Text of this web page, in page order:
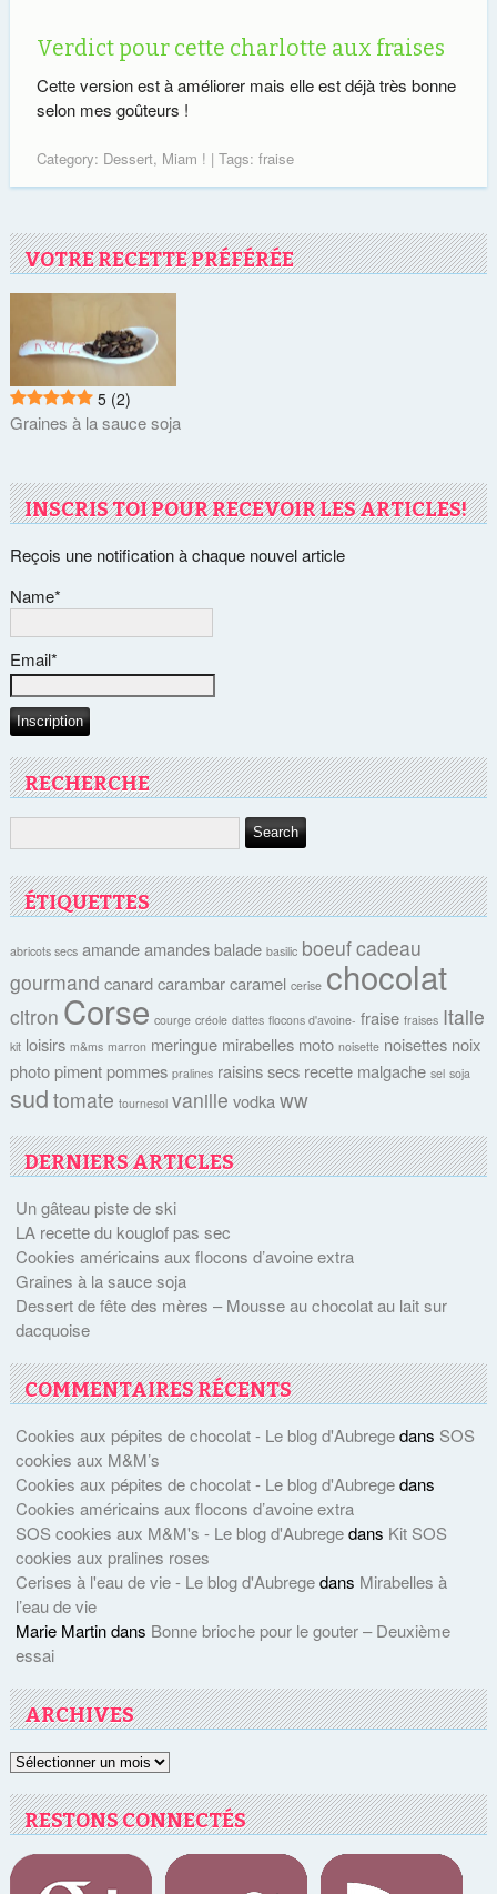
Verdict pour cette charlotte aux fraises
Cette version est à améliorer mais elle est déjà très bonne
selon mes goûteurs !
Category: Dessert, Miam ! | Tags: fraise
VOTRE RECETTE PRÉFÉRÉE
5 (2)
Graines à la sauce soja
INSCRIS TOI POUR RECEVOIR LES ARTICLES!
Reçois une notification à chaque nouvel article
Name*
Email*
RECHERCHE
ÉTIQUETTES
abricots secs amande amandes balade basilic boeufcadeau
gourmand canard carambar caramel cerise chocolat
citron Corse courge créole dattes flocons d'avoine- fraise fraises Italie
kit loisirs m&ms marron meringue mirabelles moto noisette noisettes noix
photo piment pommes pralines raisins secs recette malgache sel soja
sud tomate tournesol vanille vodka ww
DERNIERS ARTICLES
Un gâteau piste de ski
LA recette du kouglof pas sec
Cookies américains aux flocons d’avoine extra
Graines à la sauce soja
Dessert de fête des mères – Mousse au chocolat au lait sur
dacquoise
COMMENTAIRES RÉCENTS
Cookies aux pépites de chocolat - Le blog d'Aubregedans SOS
cookies aux M&M’s
Cookies aux pépites de chocolat - Le blog d'Aubregedans
Cookies américains aux flocons d’avoine extra
SOS cookies aux M&M's - Le blog d'Aubregedans Kit SOS
cookies aux pralines roses
Cerises à l'eau de vie - Le blog d'Aubregedans Mirabelles à
l’eau de vie
Marie Martindans Bonne brioche pour le gouter – Deuxième
essai
ARCHIVES
Archives
RESTONS CONNECTÉS